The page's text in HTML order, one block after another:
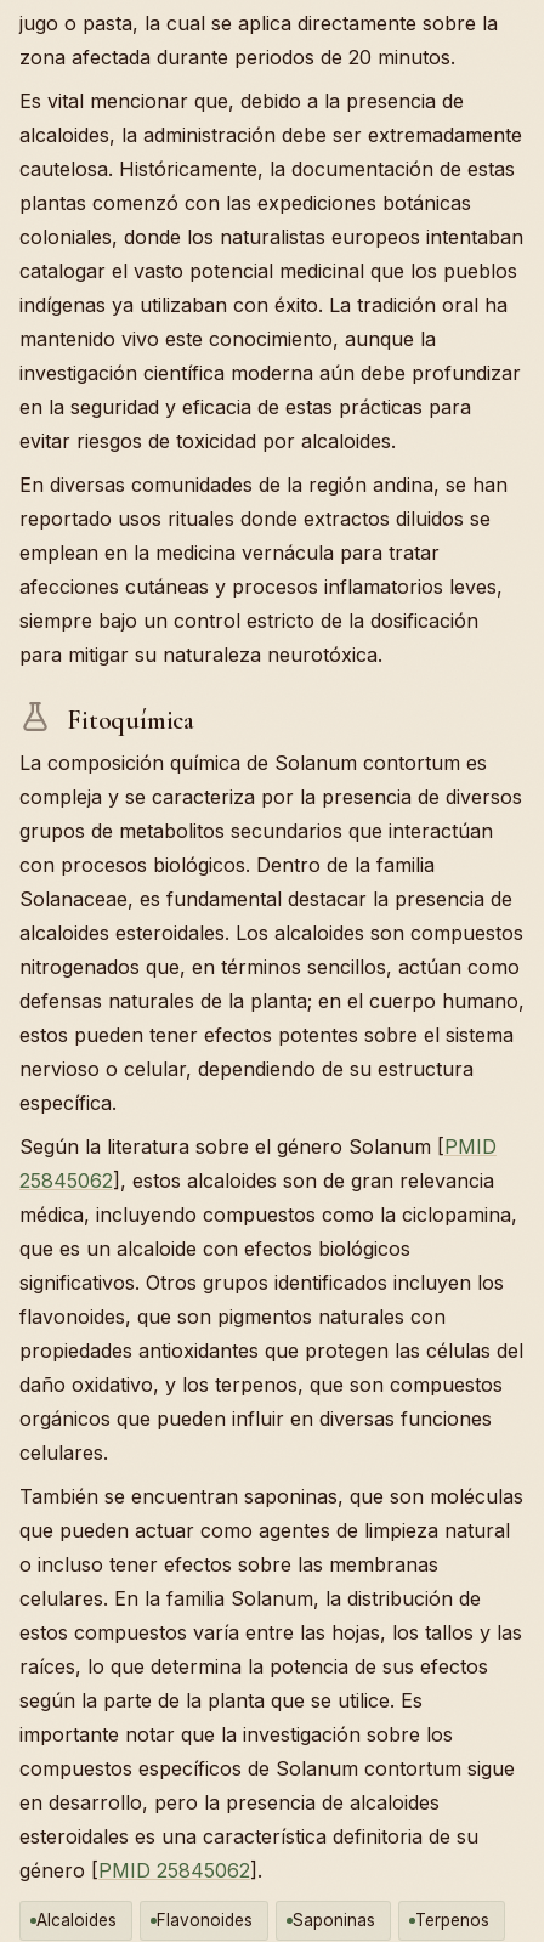
jugo o pasta, la cual se aplica directamente sobre la
zona afectada durante periodos de 20 minutos.
Es vital mencionar que, debido a la presencia de
alcaloides, la administración debe ser extremadamente
cautelosa. Históricamente, la documentación de estas
plantas comenzó con las expediciones botánicas
coloniales, donde los naturalistas europeos intentaban
catalogar el vasto potencial medicinal que los pueblos
indígenas ya utilizaban con éxito. La tradición oral ha
mantenido vivo este conocimiento, aunque la
investigación científica moderna aún debe profundizar
en la seguridad y eficacia de estas prácticas para
evitar riesgos de toxicidad por alcaloides.
En diversas comunidades de la región andina, se han
reportado usos rituales donde extractos diluidos se
emplean en la medicina vernácula para tratar
afecciones cutáneas y procesos inflamatorios leves,
siempre bajo un control estricto de la dosificación
para mitigar su naturaleza neurotóxica.
Fitoquímica
La composición química de Solanum contortum es
compleja y se caracteriza por la presencia de diversos
grupos de metabolitos secundarios que interactúan
con procesos biológicos. Dentro de la familia
Solanaceae, es fundamental destacar la presencia de
alcaloides esteroidales. Los alcaloides son compuestos
nitrogenados que, en términos sencillos, actúan como
defensas naturales de la planta; en el cuerpo humano,
estos pueden tener efectos potentes sobre el sistema
nervioso o celular, dependiendo de su estructura
específica.
Según la literatura sobre el género Solanum [PMID
25845062], estos alcaloides son de gran relevancia
médica, incluyendo compuestos como la ciclopamina,
que es un alcaloide con efectos biológicos
significativos. Otros grupos identificados incluyen los
flavonoides, que son pigmentos naturales con
propiedades antioxidantes que protegen las células del
daño oxidativo, y los terpenos, que son compuestos
orgánicos que pueden influir en diversas funciones
celulares.
También se encuentran saponinas, que son moléculas
que pueden actuar como agentes de limpieza natural
o incluso tener efectos sobre las membranas
celulares. En la familia Solanum, la distribución de
estos compuestos varía entre las hojas, los tallos y las
raíces, lo que determina la potencia de sus efectos
según la parte de la planta que se utilice. Es
importante notar que la investigación sobre los
compuestos específicos de Solanum contortum sigue
en desarrollo, pero la presencia de alcaloides
esteroidales es una característica definitoria de su
género [PMID 25845062].
Alcaloides Flavonoides Saponinas Terpenos